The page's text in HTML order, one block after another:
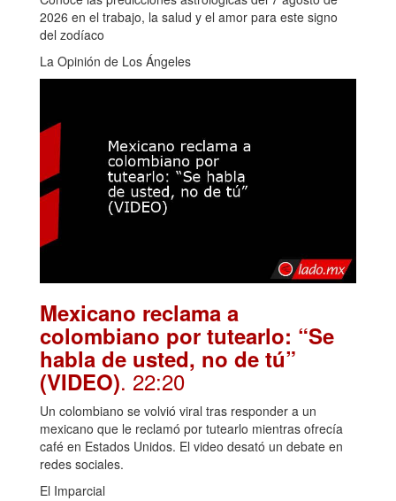
2026 en el trabajo, la salud y el amor para este signo
del zodíaco
La Opinión de Los Ángeles
Mexicano reclama a
colombiano por tutearlo: “Se
habla de usted, no de tú”
(VIDEO). 22:20
Un colombiano se volvió viral tras responder a un
mexicano que le reclamó por tutearlo mientras ofrecía
café en Estados Unidos. El video desató un debate en
redes sociales.
El Imparcial